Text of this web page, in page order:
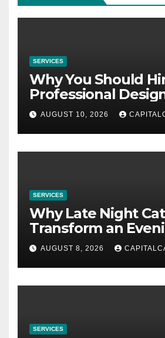
SERVICES
Why You Should
Professional
Contractor
AUGUST 10, 2026
SERVICES
Why Late Night
Transform an
AUGUST 8, 2026
SERVICES